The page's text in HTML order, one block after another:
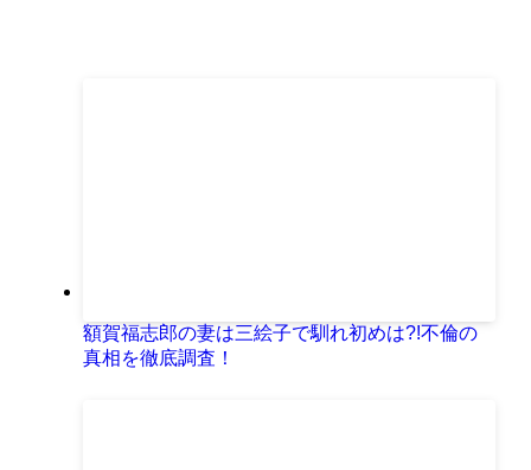
額賀福志郎の妻は三絵子で馴れ初めは?!不倫の
真相を徹底調査！